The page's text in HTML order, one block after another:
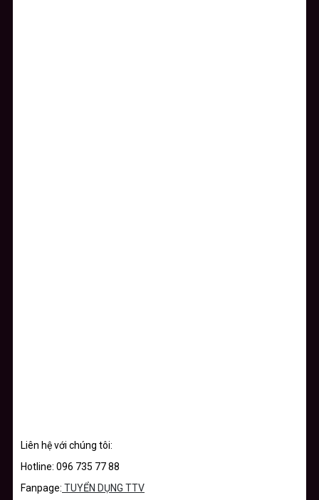
Liên hệ với chúng tôi:
Hotline: 096 735 77 88
Fanpage: TUYỂN DỤNG TTV